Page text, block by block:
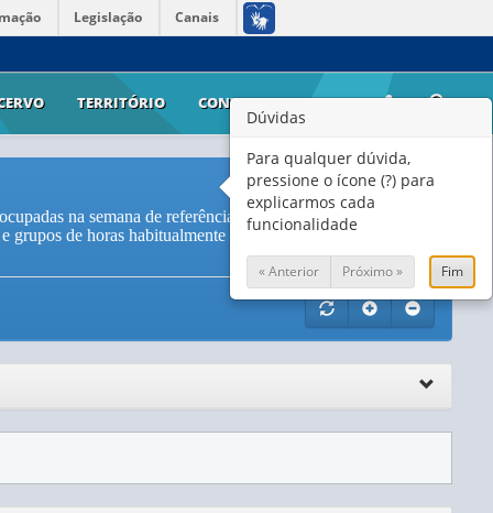
Legislação Canais
TERRITÓRIO CONTATO AJUDA
na semana de referência, distribuído pelos grupos de
de horas habitualmente trabalhadas por semana no
Dúvidas
Para qualquer dúvida,
pressione o ícone (?) para
explicarmos cada
funcionalidade
« Anterior Próximo » Fim